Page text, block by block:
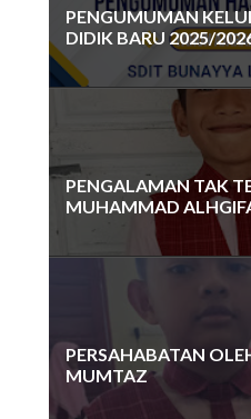
PENGUMUMAN
DIDIK BARU 2025/
PENGALAMAN TAK
MUHAMMAD
PERSAHABATAN
MUMTAZ